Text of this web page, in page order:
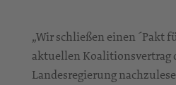
„Wir schließen einen ´Pakt
aktuellen Koalitionsvertrag
Landesregierung